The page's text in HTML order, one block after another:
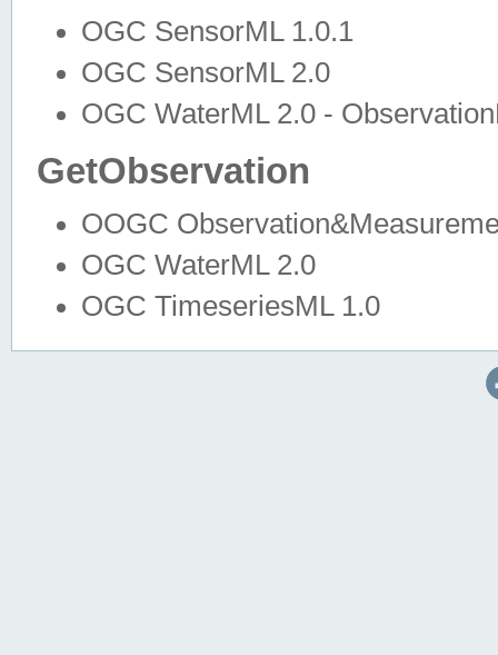
OGC SensorML 1.0.1
OGC SensorML 2.0
OGC WaterML 2.0 -
GetObservation
OOGC
OGC WaterML 2.0
OGC TimeseriesML 1.0